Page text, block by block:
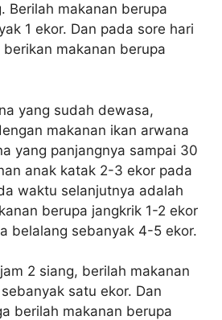
Berilah makanan berupa
1 ekor. Dan pada sore hari
makanan berupa
yang sudah dewasa,
makanan ikan arwana
yang panjangnya sampai 30
anak katak 2-3 ekor pada
waktu selanjutnya adalah
berupa jangkrik 1-2 ekor
belalang sebanyak 4-5 ekor.
2 siang, berilah makanan
satu ekor. Dan
berilah makanan berupa